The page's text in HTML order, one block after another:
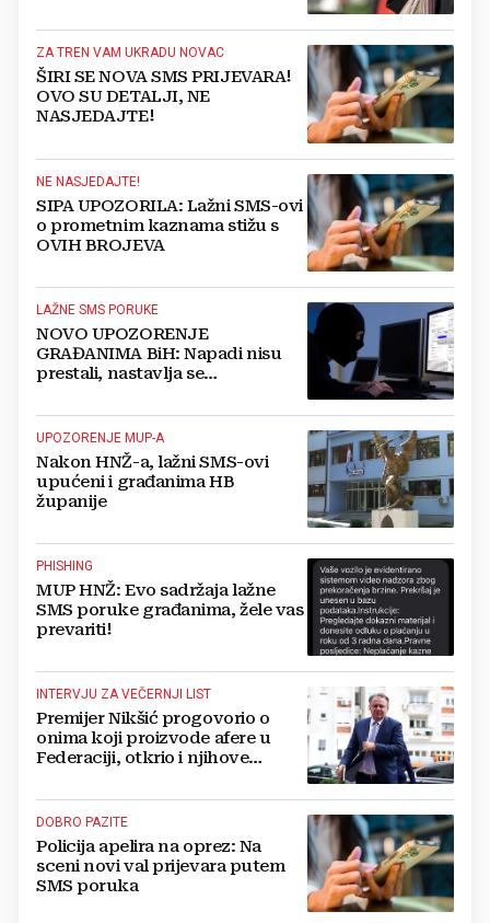
ZA TREN VAM UKRADU NOVAC
ŠIRI SE NOVA SMS PRIJEVARA!
OVO SU DETALJI, NE
NASJEDAJTE!
NE NASJEDAJTE!
SIPA UPOZORILA: Lažni SMS-ovi
o prometnim kaznama stižu s
OVIH BROJEVA
LAŽNE SMS PORUKE
NOVO UPOZORENJE
GRAĐANIMA BiH: Napadi nisu
prestali, nastavlja se
UPOZORENJE MUP-A
Nakon HNŽ-a, lažni SMS-ovi
upućeni i građanima HB
županije
PHISHING
MUP HNŽ: Evo sadržaja lažne
SMS poruke građanima, žele vas
prevariti!
INTERVJU ZA VEČERNJI LIST
Premijer Nikšić progovorio o
onima koji proizvode afere u
Federaciji, otkrio i njihove
DOBRO PAZITE
Policija apelira na oprez: Na
sceni novi val prijevara putem
SMS poruka